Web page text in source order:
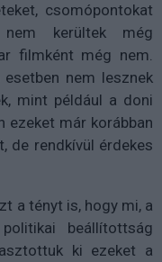
csomópontokat
kerültek még
filmként még nem.
nem lesznek
mint például a doni
ezeket már korábban
de rendkívül érdekes
a tényt is, hogy mi, a
beállítottság
ki ezeket a